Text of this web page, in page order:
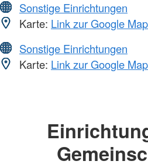
Sonstige Einrichtungen
Karte: Link zur Google
Sonstige Einrichtungen
Karte: Link zur Google